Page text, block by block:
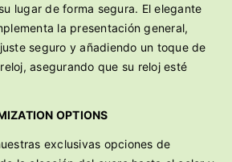
lugar de forma segura. El elegante
la presentación general,
seguro y añadiendo un toque de
asegurando que su reloj esté
OPTIONS
exclusivas opciones de